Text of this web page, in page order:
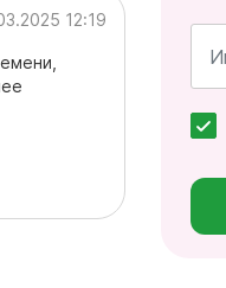
12:19
*